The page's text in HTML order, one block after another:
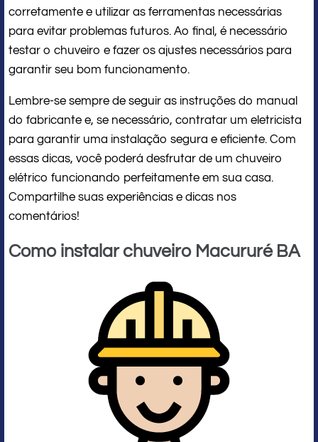
corretamente e utilizar as ferramentas necessárias
para evitar problemas futuros. Ao final, é necessário
testar o chuveiro e fazer os ajustes necessários para
garantir seu bom funcionamento.
Lembre-se sempre de seguir as instruções do manual
do fabricante e, se necessário, contratar um eletricista
para garantir uma instalação segura e eficiente. Com
essas dicas, você poderá desfrutar de um chuveiro
elétrico funcionando perfeitamente em sua casa.
Compartilhe suas experiências e dicas nos
comentários!
Como instalar chuveiro Macururé BA